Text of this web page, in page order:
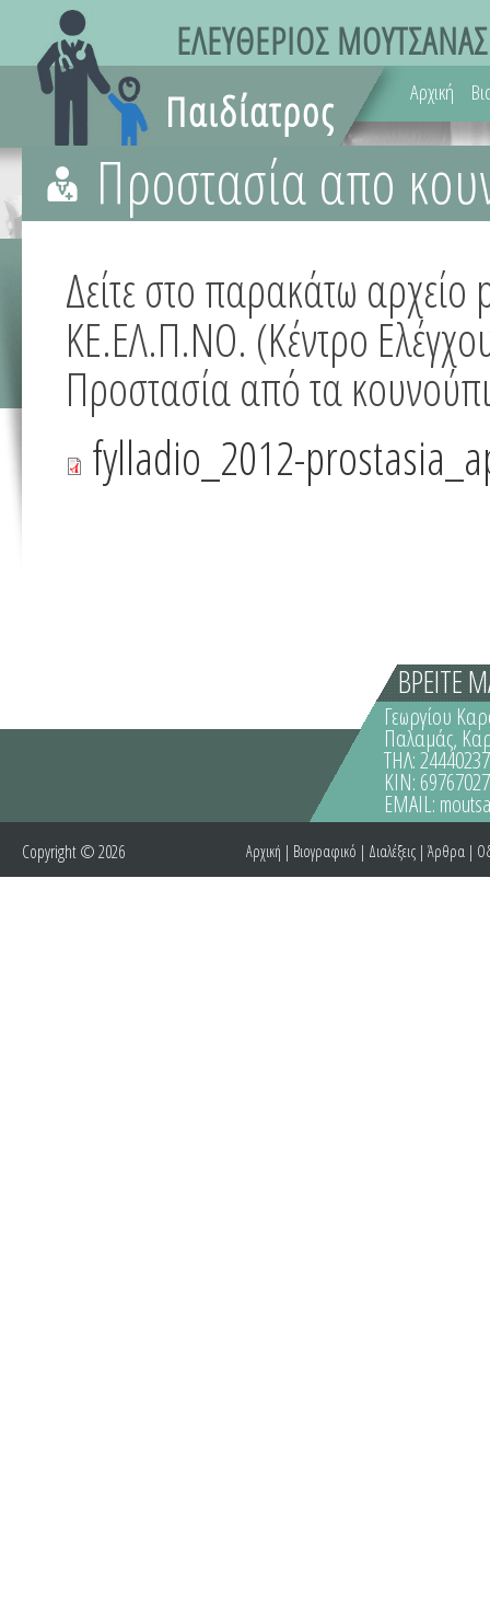
Αρχική
Προστασία απο
Δείτε στο παρακάτω
ΚΕ.ΕΛ.Π.ΝΟ. (Κέντρο
Προστασία από τα
fylladio_2012-
ΒΡΕΙΤΕ
Γεωργίου
Παλαμάς,
ΤΗΛ:
ΚΙΝ:
EMAIL:
Copyright © 2026 Αρχική | Βιογραφικό | Διαλέξεις | Άρθρα |